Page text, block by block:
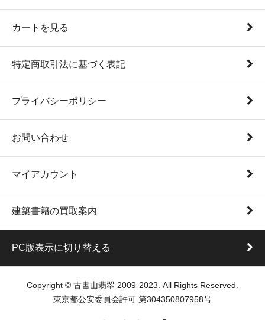
カートを見る
特定商取引法に基づく表記
プライバシーポリシー
お問い合わせ
マイアカウント
建築書籍の買取案内
PC版表示に切り替える
Copyright © 古書山翡翠 2009-2023. All Rights Reserved.
東京都公安委員会許可 第304350807958号